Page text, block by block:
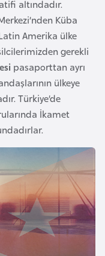
altındadır.
Küba
Amerika ülke
gerekli
pasaporttan ayrı
ülkeye
Türkiye’de
İkamet